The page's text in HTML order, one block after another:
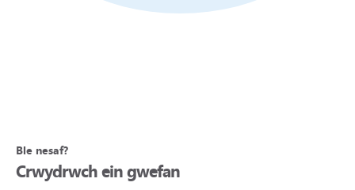
Ble nesaf?
Crwydrwch ein gwefan